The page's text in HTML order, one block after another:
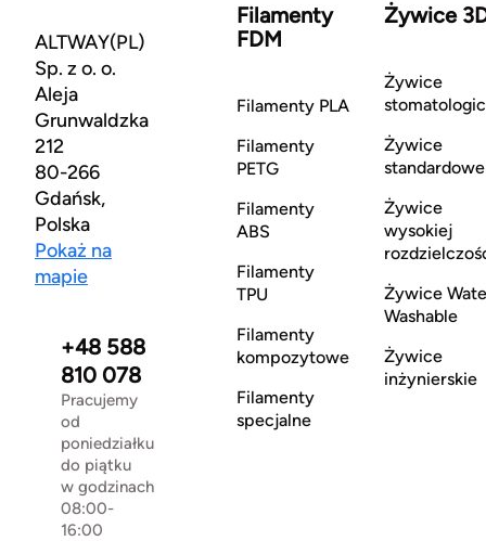
ALTWAY(PL)
Sp. z o. o.
Aleja
Grunwaldzka
212
80-266
Gdańsk,
Polska
Pokaż na
mapie
+48 588
810 078
Pracujemy
od
poniedziałku
do piątku
w godzinach
08:00-
16:00
Filamenty
FDM
Filamenty PLA
Filamenty
PETG
Filamenty
ABS
Filamenty
TPU
Filamenty
kompozytowe
Filamenty
specjalne
Żywice
Żywice
Żywice
standardowe
Żywice
wysokiej
Żywice
Washable
Żywice
inżynierskie